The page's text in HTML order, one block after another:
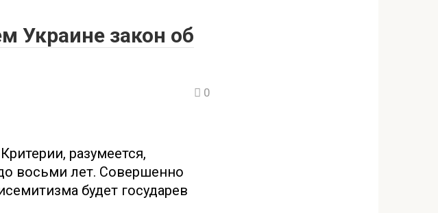
Украине закон об
0
разумеется,
восьми лет. Совершенно
будет государев